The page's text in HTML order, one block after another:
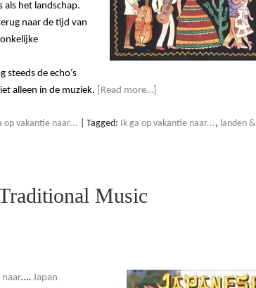
als het landschap.
naar de tijd van
steeds de echo’s
alleen in de muziek.
[Read more…]
op vakantie naar... Tagged: Ik ga op vakantie naar..., landen &
Music
naar…. Japan